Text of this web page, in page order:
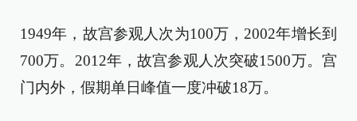
1949年，故宫参观人次为100万，2002年增长到
700万。2012年，故宫参观人次突破1500万。宫
门内外，假期单日峰值一度冲破18万。